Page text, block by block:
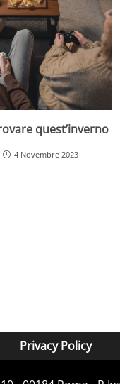
quest’inverno
4 Novembre 2023
Privacy Policy